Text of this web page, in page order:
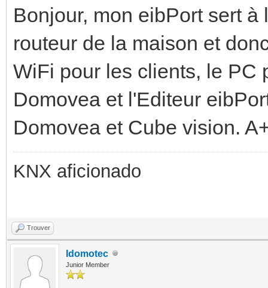
Bonjour, mon eibPort sert
routeur de la maison et
WiFi pour les clients, le PC
Domovea et l'Editeur
Domovea et Cube vision.
KNX aficionado
Trouver
Idomotec
Junior Member